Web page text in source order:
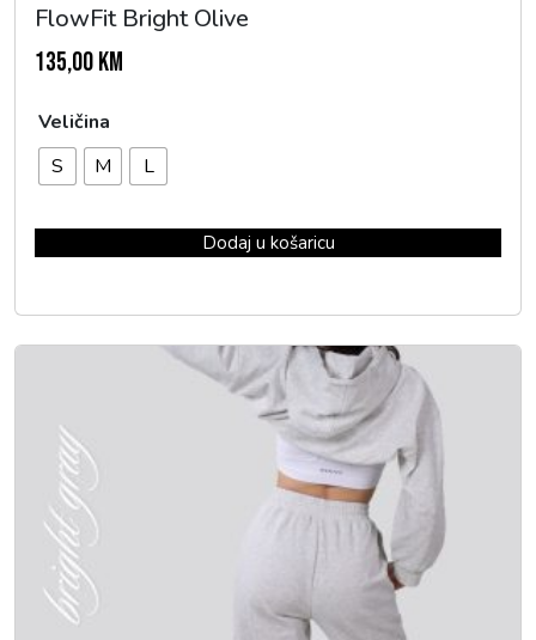
FlowFit Bright Olive
135,00KM
Veličina
S
M L
Dodaj u košaricu